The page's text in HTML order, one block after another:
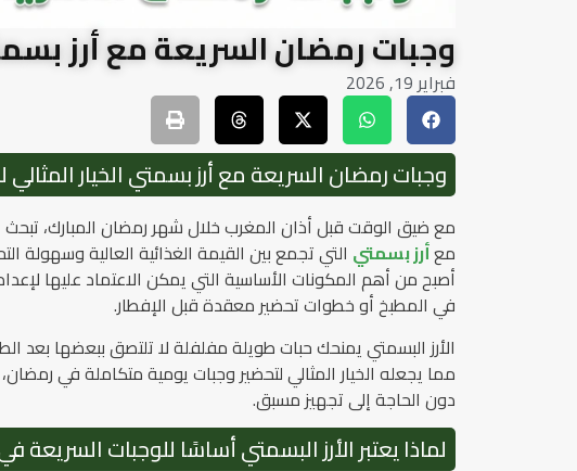
وجبات رمضان السريعة مع أرز
فبراير 19, 2026
وجبات رمضان السريعة مع أرز بسمتي الخيار
مع ضيق الوقت قبل أذان المغرب خلال شهر رمضان المبارك،
معأرز بسمتي التي تجمع بين القيمة الغذائية العالية وسهولة
أصبح من أهم المكونات الأساسية التي يمكن الاعتماد عليها
في المطبخ أو خطوات تحضير معقدة قبل الإفطار.
الأرز البسمتي يمنحك حبات طويلة مفلفلة لا تلتصق ببعضها بعد
مما يجعله الخيار المثالي لتحضير وجبات يومية متكاملة في
دون الحاجة إلى تجهيز مسبق.
لماذا يعتبر الأرز البسمتي أساسًا للوجبات السريعة